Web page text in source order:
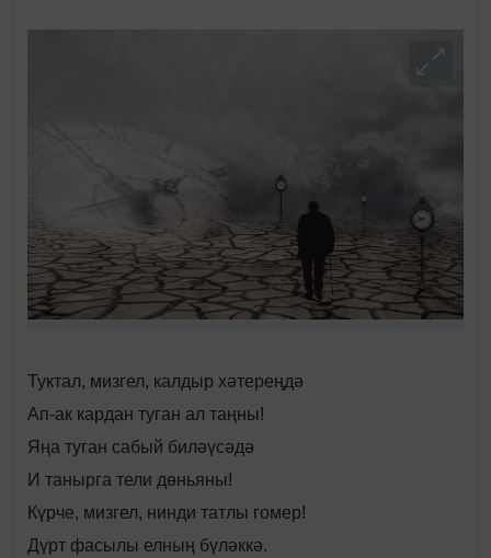
Туктал, мизгел, калдыр хәтереңдә
Ап-ак кардан туган ал таңны!
Яңа туган сабый биләүсәдә
И танырга тели дөньяны!
Күрче, мизгел, нинди татлы гомер!
Дүрт фасылы елның бүләккә.